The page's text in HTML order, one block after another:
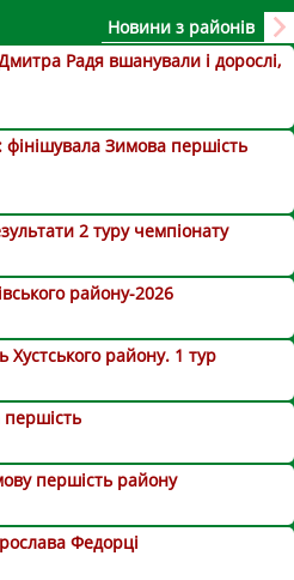
Новини з районів
Радя вшанували і дорослі,
Зимова першість
2 туру чемпіонату
району-2026
Хустського району. 1 тур
першість району
Федорці